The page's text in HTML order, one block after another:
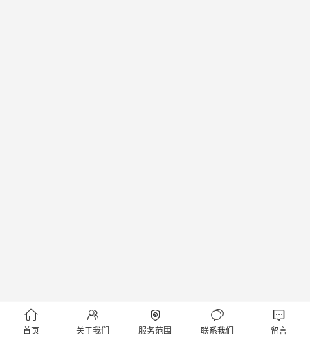

首页

关于我们

服务范围

联系我们

留言